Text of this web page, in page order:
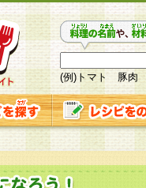
(例)トマト 豚肉